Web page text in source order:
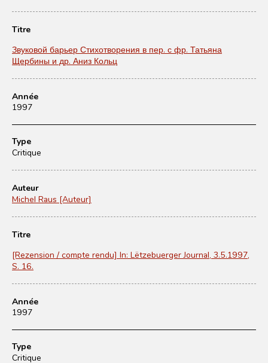
Titre
Звуковой барьер Стихотворения в пер. с фр. Татьяна
Щербины и др. Аниз Кольц
Année
1997
Type
Critique
Auteur
Michel Raus [Auteur]
Titre
[Rezension / compte rendu] In: Lëtzebuerger Journal, 3.5.1997,
S. 16.
Année
1997
Type
Critique